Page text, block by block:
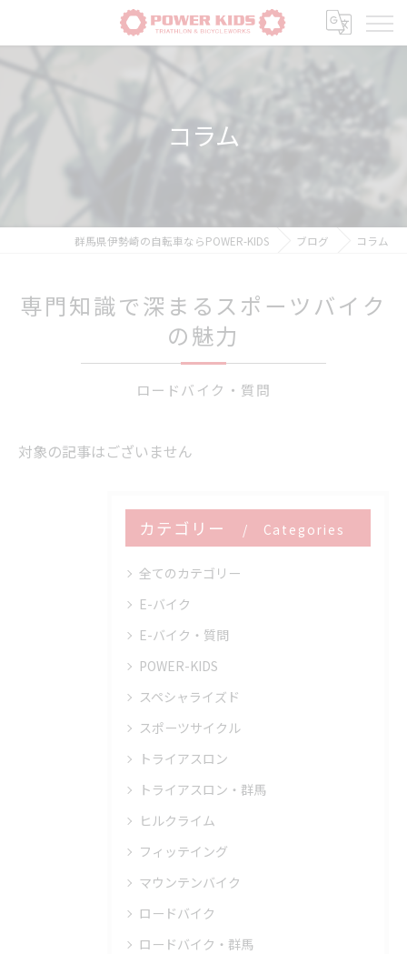
コラム
群馬県伊勢崎の自転車ならPOWER-KIDS ブログ コラム
専門知識で深まるスポーツバイク
の魅力
ロードバイク・質問
対象の記事はございません
カテゴリー Categories
全てのカテゴリー
E-バイク
E-バイク・質問
POWER-KIDS
スペシャライズド
スポーツサイクル
トライアスロン
トライアスロン・群馬
ヒルクライム
フィッテイング
マウンテンバイク
ロードバイク
ロードバイク・群馬